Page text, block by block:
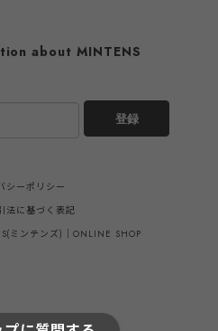
about MINTENS
登録
シーポリシー
法に基づく表記
ミンテンズ)｜ONLINE SHOP